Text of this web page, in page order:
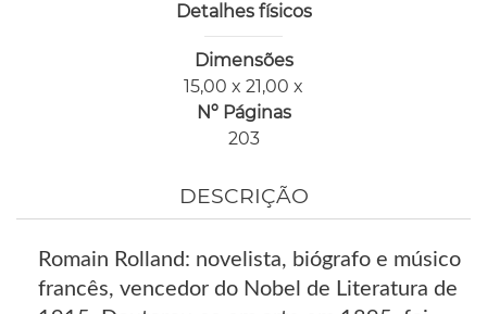
Detalhes físicos
Dimensões
15,00 x 21,00 x
Nº Páginas
203
DESCRIÇÃO
Romain Rolland: novelista, biógrafo e músico
francês, vencedor do Nobel de Literatura de